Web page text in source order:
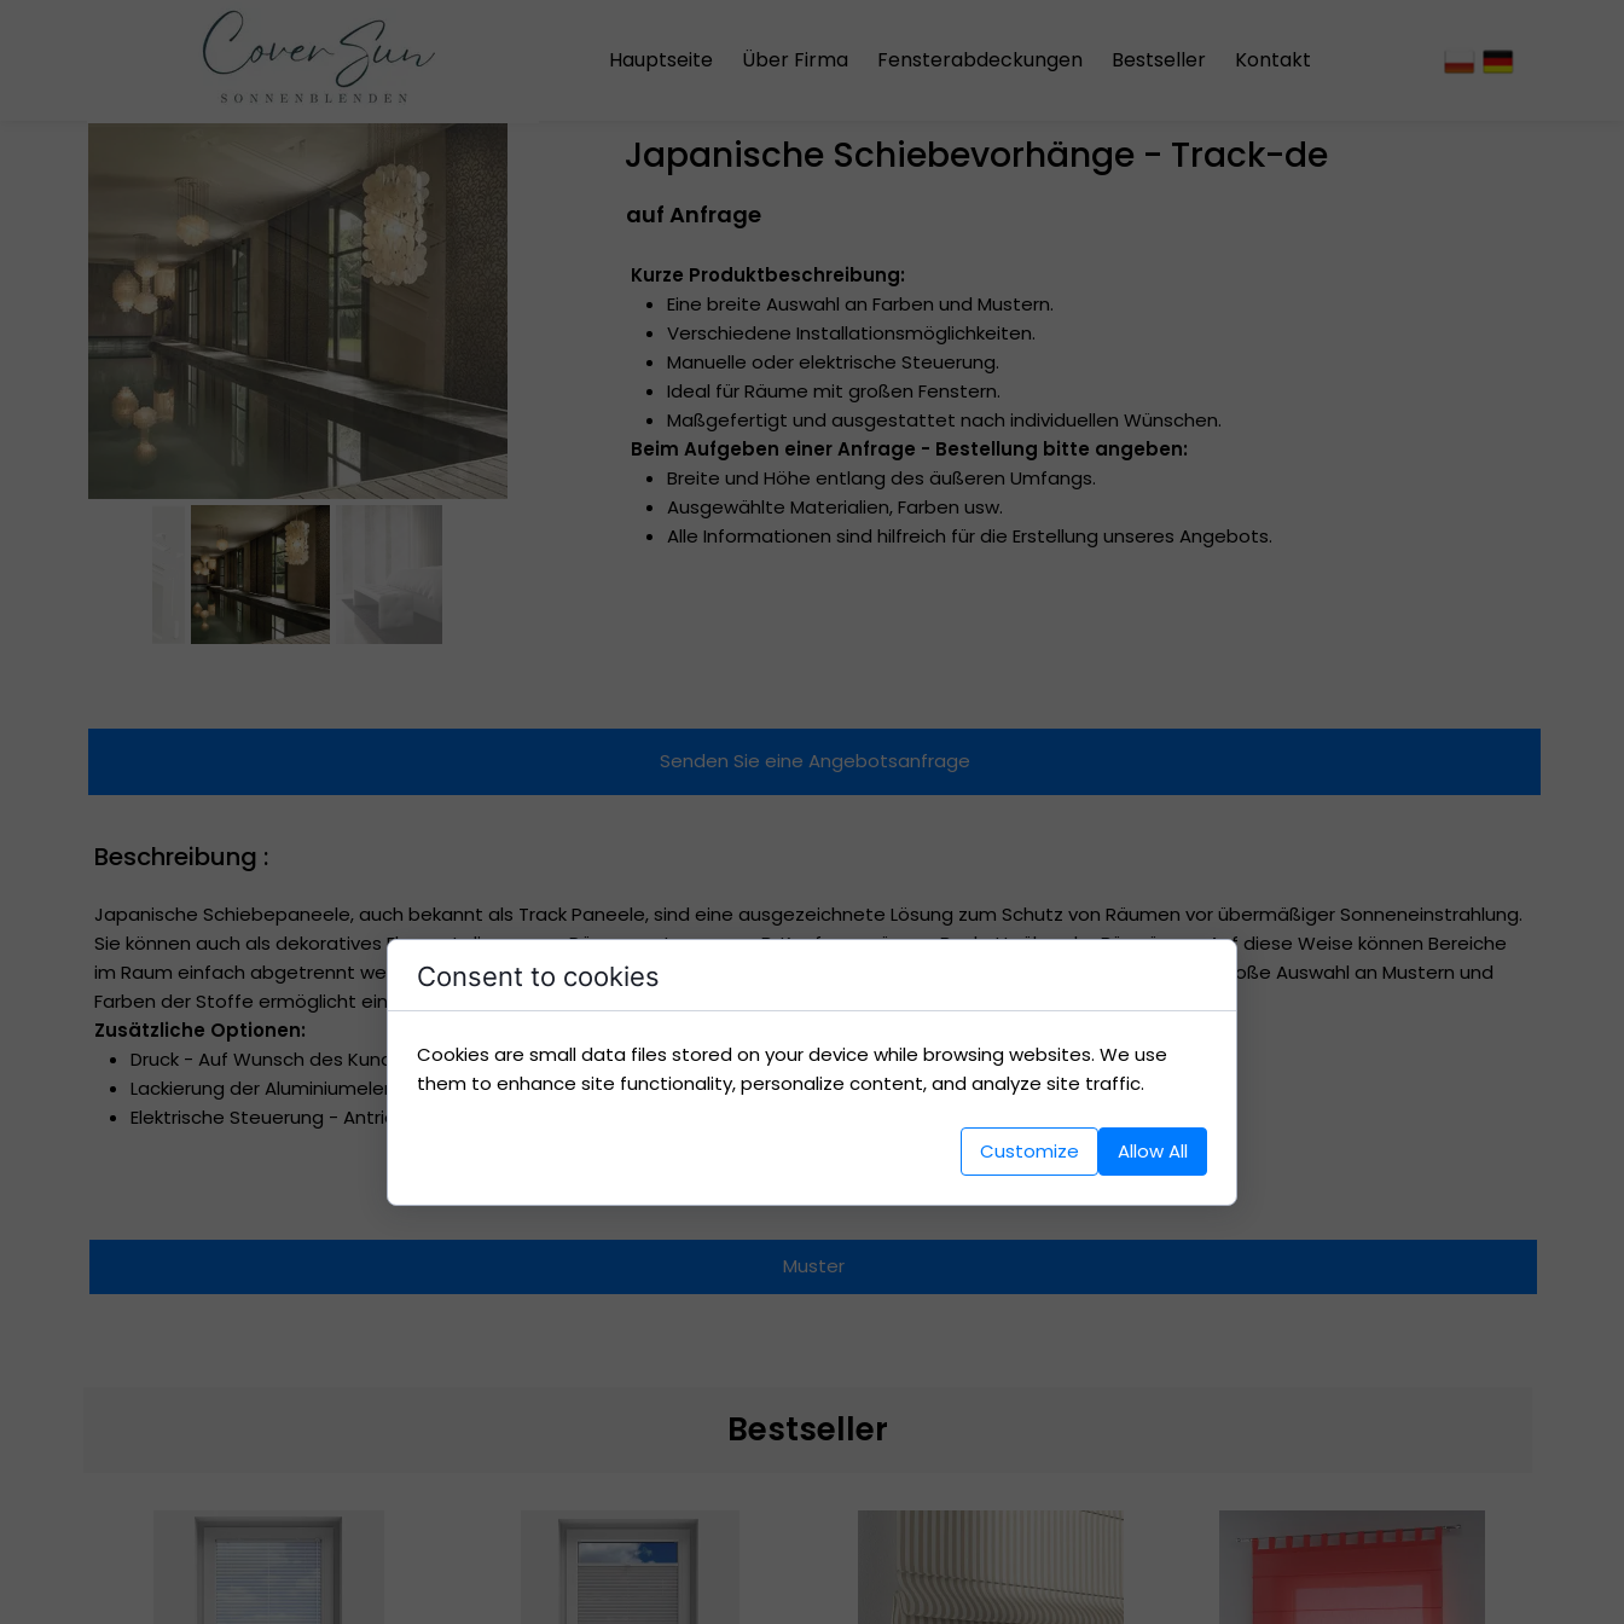
Hauptseite
Über Firma
Die Versandkosten
Die Datenschutzrichtlinie
Fensterabdeckungen
Holzjalousien
Japanische Schiebevorhänge
Plissees
Rollos
Rollos mit Kassetten
Doppelrollos
Dachfensterrollos
Bestseller Kontakt
Muster
Senden Sie eine Angebotsanfrage
Japanische Schiebevorhänge - Track-de
auf Anfrage
Kurze Produktbeschreibung:
Eine breite Auswahl an Farben und Mustern.
Verschiedene Installationsmöglichkeiten.
Manuelle oder elektrische Steuerung.
Ideal für Räume mit großen Fenstern.
Maßgefertigt und ausgestattet nach individuellen Wünschen.
Beim Aufgeben einer Anfrage - Bestellung bitte angeben:
Breite und Höhe entlang des äußeren Umfangs.
Ausgewählte Materialien, Farben usw.
Alle Informationen sind hilfreich für die Erstellung unseres Angebots.
Beschreibung :
Japanische Schiebepaneele, auch bekannt als Track Paneele, sind eine ausgezeichnete Lösung zum Schutz von Räumen vor übermäßiger Sonneneinstrahlung.
Sie können auch als dekoratives Element dienen, um Räume zu trennen, z. B. Konferenzräume, Bankettsäle oder Büroräume. Auf diese Weise können Bereiche
im Raum einfach abgetrennt werden, z. B. ein Schlafzimmer. Dies ist eine interessante Alternative zu vertikalen Jalousien. Die große Auswahl an Mustern und
Farben der Stoffe ermöglicht eine ideale Anpassung an den Einrichtungsstil und das Innendesign.
Zusätzliche Optionen:
Druck - Auf Wunsch des Kunden ist die Möglichkeit zur Anfertigung eines beliebigen Drucks gegeben.
Lackierung der Aluminiumelemente - Verfügbare Farben gemäß der RAL-Palette.
Elektrische Steuerung - Antriebe und Steuerungen auf Anfrage, je nach Art der Paneele.
Bestseller
Consent to cookies
Cookies are small data files stored on your device while browsing websites. We use
them to enhance site functionality, personalize content, and analyze site traffic.
Customize Allow All